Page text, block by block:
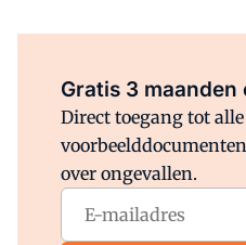
Gratis 3
Direct toegang tot
over ongevallen.